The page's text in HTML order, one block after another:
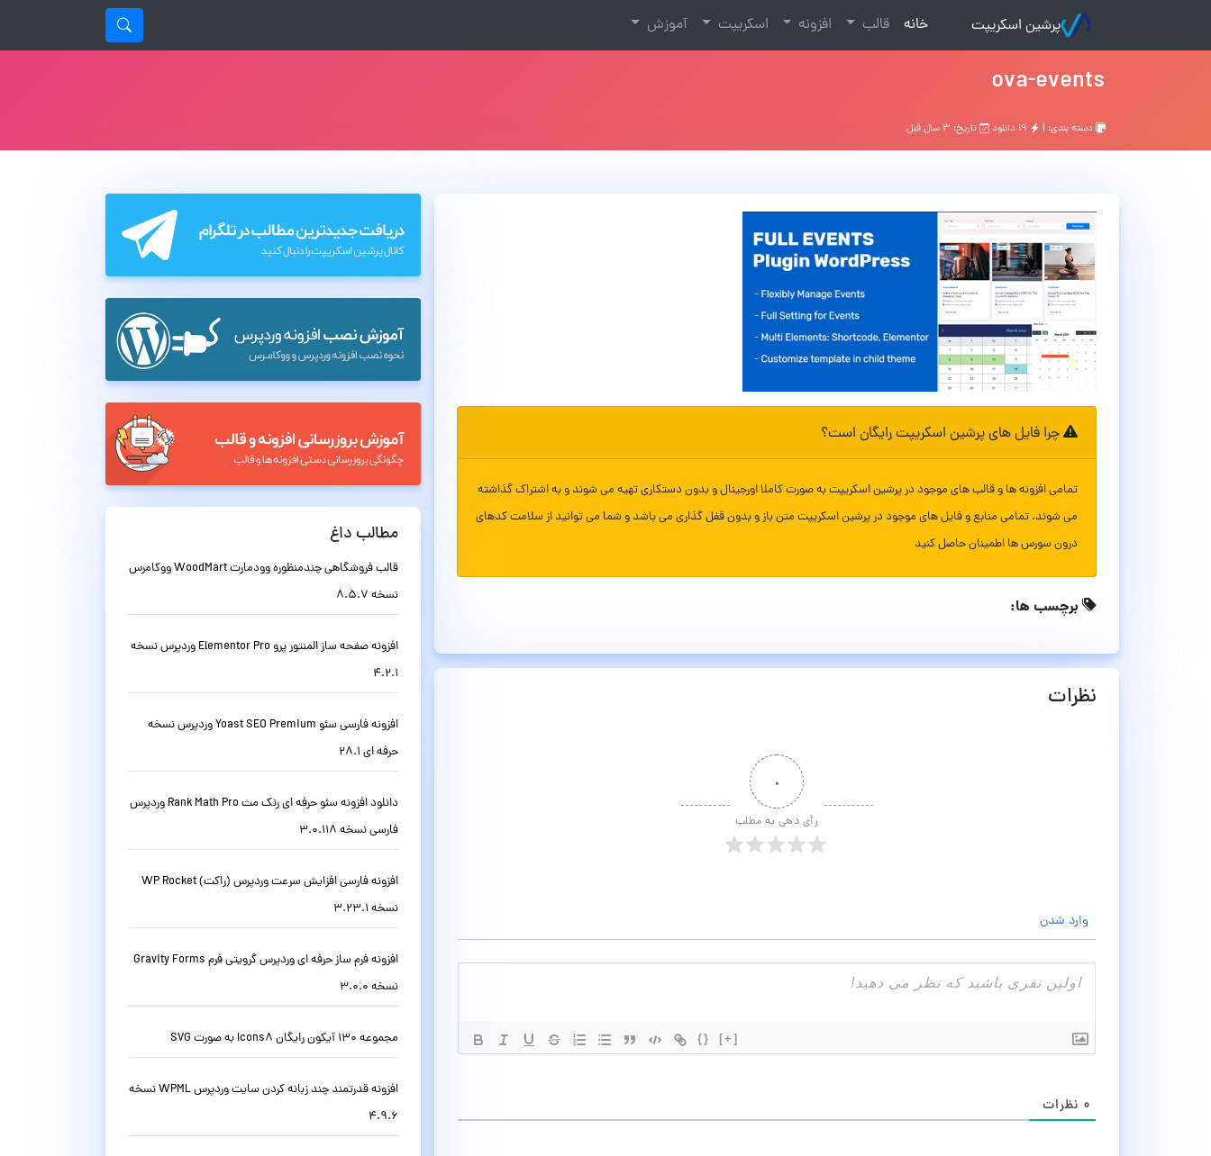
پرشین اسکریپت خانه
(current) قالب افزونه اسکریپت آموزش
ova-events
دسته بندی: | تاریخ: ۳ سال قبل
چرا فایل های پرشین اسکریپت رایگان است؟
تمامی افزونه ها و قالب های موجود در پرشین اسکریپت به صورت کاملا اورجینال و بدون دستکاری تهیه می شوند و به اشتراک گذاشته
می شوند. تمامی منابع و فایل های موجود در پرشین اسکریپت متن باز و بدون قفل گذاری می باشد و شما می توانید از سلامت کدهای
درون سورس ها اطمینان حاصل کنید
برچسب ها:
نظرات
۰
رأی دهی به مطلب
وارد شدن
{} [+]
۰ نظرات
مطالب داغ
قالب فروشگاهی چندمنظوره وودمارت WoodMart ووکامرس
نسخه 8.5.7
افزونه صفحه ساز المنتور پرو Elementor Pro وردپرس نسخه
4.2.1
افزونه فارسی سئو Yoast SEO Premium وردپرس نسخه
حرفه ای 28.1
دانلود افزونه سئو حرفه ای رنک مث Rank Math Pro وردپرس
فارسی نسخه 3.0.118
افزونه فارسی افزایش سرعت وردپرس (راکت) WP Rocket
نسخه 3.23.1
افزونه فرم ساز حرفه ای وردپرس گرویتی فرم Gravity Forms
نسخه 3.0.0
مجموعه 130 آیکون رایگان Icons8 به صورت SVG
افزونه قدرتمند چند زبانه کردن سایت وردپرس WPML نسخه
4.9.6